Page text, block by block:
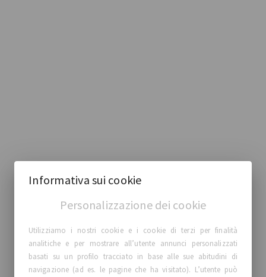
Informativa sui cookie
Personalizzazione dei cookie
Utilizziamo i nostri cookie e i cookie di terzi per finalità
analitiche e per mostrare all’utente annunci personalizzati
basati su un profilo tracciato in base alle sue abitudini di
navigazione (ad es. le pagine che ha visitato). L’utente può